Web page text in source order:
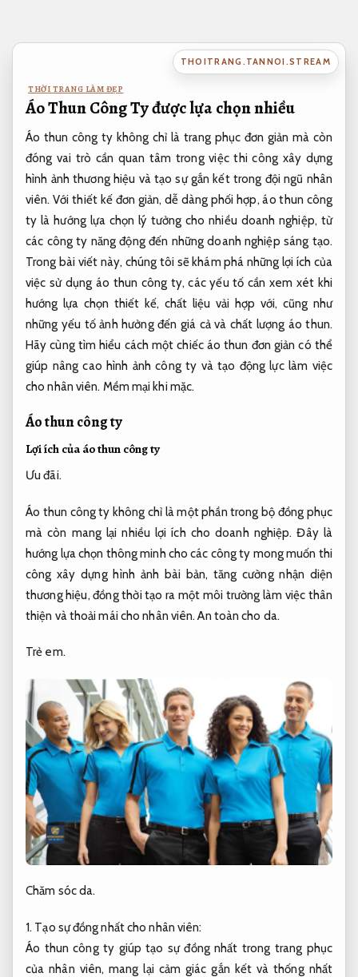
nội
THOITRANG.TANNOI.STREAM
THỜI TRANG LÀM ĐẸP
Áo Thun Công Ty được lựa chọn nhiều
Áo thun công ty không chỉ là trang phục đơn giản mà còn
đóng vai trò cần quan tâm trong việc thi công xây dựng
hình ảnh thương hiệu và tạo sự gắn kết trong đội ngũ nhân
viên. Với thiết kế đơn giản, dễ dàng phối hợp, áo thun công
ty là hướng lựa chọn lý tưởng cho nhiều doanh nghiệp, từ
các công ty năng động đến những doanh nghiệp sáng tạo.
Trong bài viết này, chúng tôi sẽ khám phá những lợi ích của
việc sử dụng áo thun công ty, các yếu tố cần xem xét khi
hướng lựa chọn thiết kế, chất liệu vải hợp với, cũng như
những yếu tố ảnh hưởng đến giá cả và chất lượng áo thun.
Hãy cùng tìm hiểu cách một chiếc áo thun đơn giản có thể
giúp nâng cao hình ảnh công ty và tạo động lực làm việc
cho nhân viên. Mềm mại khi mặc.
Áo thun công ty
Lợi ích của áo thun công ty
Ưu đãi.
Áo thun công ty không chỉ là một phần trong bộ đồng phục
mà còn mang lại nhiều lợi ích cho doanh nghiệp. Đây là
hướng lựa chọn thông minh cho các công ty mong muốn thi
công xây dựng hình ảnh bài bản, tăng cường nhận diện
thương hiệu, đồng thời tạo ra một môi trường làm việc thân
thiện và thoải mái cho nhân viên.An toàn cho da.
Trẻ em.
Chăm sóc da.
1. Tạo sự đồng nhất cho nhân viên:
Áo thun công ty giúp tạo sự đồng nhất trong trang phục
của nhân viên, mang lại cảm giác gắn kết và thống nhất